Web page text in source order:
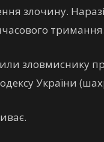
злочину.
тримання.
зловмиснику
України